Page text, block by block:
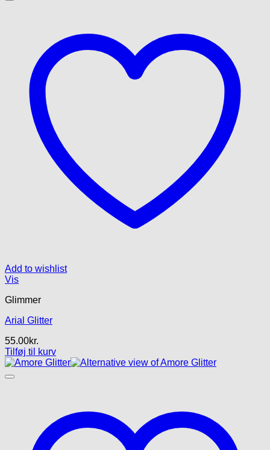
Add to wishlist
Vis
Glimmer
Arial Glitter
55.00kr.
Tilføj til kurv